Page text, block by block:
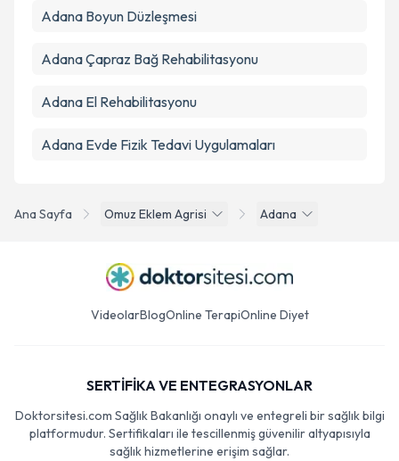
Ana Sayfa Omuz Eklem Agrisi Adana
Adana Boyun Düzleşmesi
Adana Çapraz Bağ Rehabilitasyonu
Adana El Rehabilitasyonu
Adana Evde Fizik Tedavi Uygulamaları
VideolarBlogOnline TerapiOnline Diyet
SERTİFİKA VE ENTEGRASYONLAR
Doktorsitesi.com Sağlık Bakanlığı onaylı ve entegreli bir sağlık bilgi
platformudur. Sertifikaları ile tescillenmiş güvenilir altyapısıyla
sağlık hizmetlerine erişim sağlar.